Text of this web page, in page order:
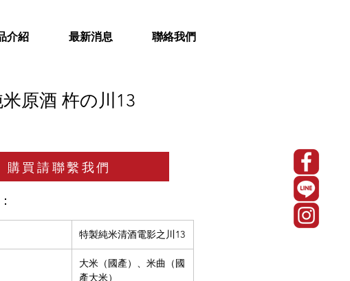
介紹 最新消息 聯絡我們
原酒 杵の川13
特製純米清酒電影之川13
大米（國產）、米曲（國
產大米）
購買請聯繫我們